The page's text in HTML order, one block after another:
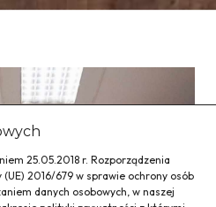
25.05.2018 r. Rozporządzenia
2016/679 w sprawie ochrony osób
danych osobowych, w naszej